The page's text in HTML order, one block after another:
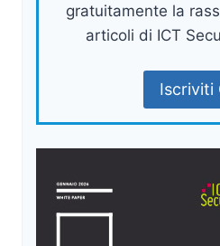
gratuitamente la
articoli di ICT
Iscriviti